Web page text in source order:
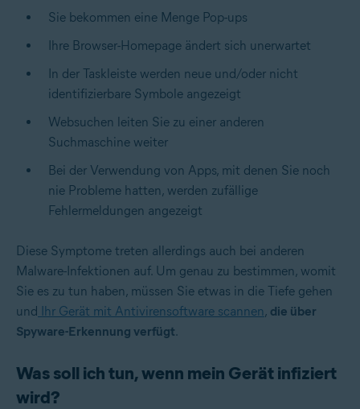
Sie bekommen eine Menge Pop-ups
Ihre Browser-Homepage ändert sich unerwartet
In der Taskleiste werden neue und/oder nicht
identifizierbare Symbole angezeigt
Websuchen leiten Sie zu einer anderen
Suchmaschine weiter
Bei der Verwendung von Apps, mit denen Sie noch
nie Probleme hatten, werden zufällige
Fehlermeldungen angezeigt
Diese Symptome treten allerdings auch bei anderen
Malware-Infektionen auf. Um genau zu bestimmen, womit
Sie es zu tun haben, müssen Sie etwas in die Tiefe gehen
und
Ihr Gerät mit Antivirensoftware scannen , die über
Spyware-Erkennung verfügt.
Was soll ich tun, wenn mein Gerät infiziert
wird?